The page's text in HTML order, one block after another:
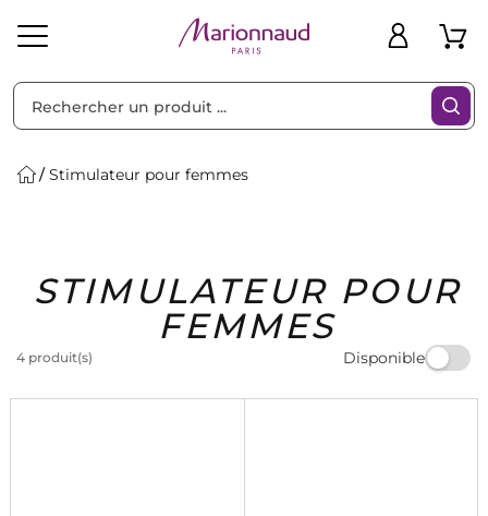
Solaire Homme Marques Idées
Cadeaux
Bons
Plans
Stimulateur pour femmes
STIMULATEUR POUR
FEMMES
4 produit(s) Disponible
Filtres